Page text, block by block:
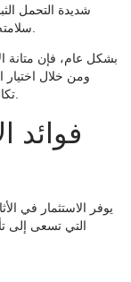
شديدة التحمل
بشكل عام، فإن متانة
ومن خلال اختيار
فوائد
يوفر الاستثمار في
التي تسعى إلى